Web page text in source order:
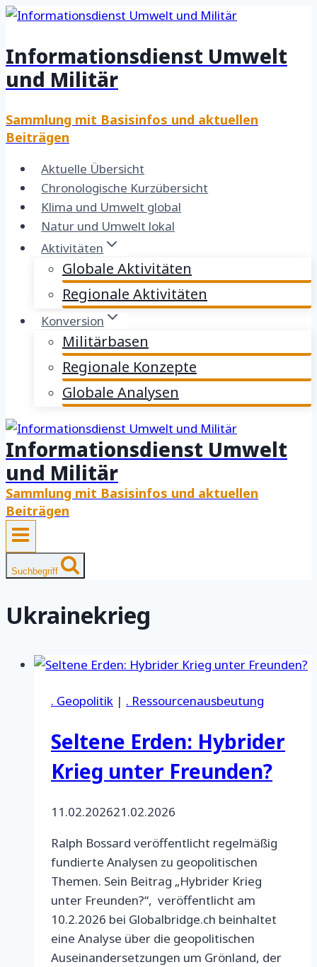
Zum
springen
Informationsdienst Umwelt
und Militär
Sammlung mit Basisinfos und aktuellen
Beiträgen
Aktuelle Übersicht
Chronologische Kurzübersicht
Klima und Umwelt global
Natur und Umwelt lokal
Aktivitäten
Globale Aktivitäten
Regionale Aktivitäten
Konversion
Militärbasen
Regionale Konzepte
Globale Analysen
Informationsdienst Umwelt
und Militär
Sammlung mit Basisinfos und aktuellen
Beiträgen
Suchbegriff
Ukrainekrieg
. Geopolitik | . Ressourcenausbeutung
Seltene Erden: Hybrider
Krieg unter Freunden?
11.02.202621.02.2026
Ralph Bossard veröffentlicht regelmäßig
fundierte Analysen zu geopolitischen
Themen. Sein Beitrag „Hybrider Krieg
unter Freunden?“, veröffentlicht am
10.2.2026 bei Globalbridge.ch beinhaltet
eine Analyse über die geopolitischen
Auseinandersetzungen um Grönland, der